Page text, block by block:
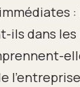
ils dans